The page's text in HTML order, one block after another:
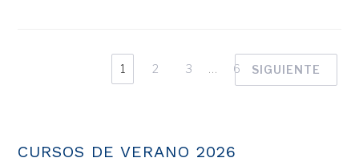
1 2 3 6 SIGUIENTE
CURSOS DE VERANO 2026